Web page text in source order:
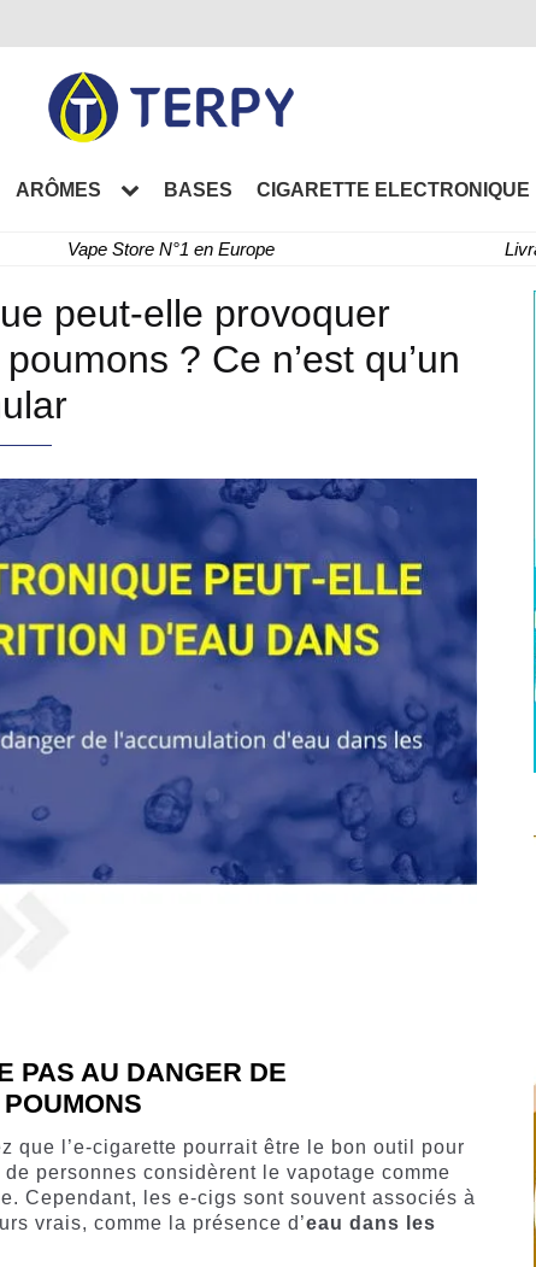
ARÔMES BASES CIGARETTE ELECTRONIQUE
Vape Store N°1 en Europe
peut-elle provoquer
? Ce n’est qu’un
PAS AU DANGER DE
que l’e-cigarette pourrait être le bon outil pour
personnes considèrent le vapotage comme
Cependant, les e-cigs sont souvent associés à
vrais, comme la présence d’eau dans les